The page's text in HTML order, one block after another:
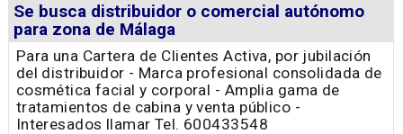
Se busca distribuidor o comercial autónomo
para zona de Málaga
Para una Cartera de Clientes Activa, por jubilación
del distribuidor - Marca profesional consolidada de
cosmética facial y corporal - Amplia gama de
tratamientos de cabina y venta público -
Interesados llamar Tel. 600433548